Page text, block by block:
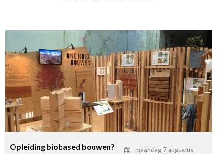
Opleiding biobased bouwen?
maandag 7 augustus